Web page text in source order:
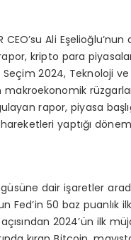
Ali Eşelioğlu’nun
rapor, kripto para
2024, Teknoloji
makroekonomik
rapor, piyasa
yaptığı
dair işaretler
Fed’in 50 baz puanlık
2024’ün ilk